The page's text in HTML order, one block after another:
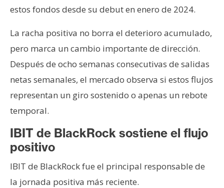
estos fondos desde su debut en enero de 2024.
La racha positiva no borra el deterioro acumulado,
pero marca un cambio importante de dirección.
Después de ocho semanas consecutivas de salidas
netas semanales, el mercado observa si estos flujos
representan un giro sostenido o apenas un rebote
temporal.
IBIT de BlackRock sostiene el flujo
positivo
IBIT de BlackRock fue el principal responsable de
la jornada positiva más reciente.